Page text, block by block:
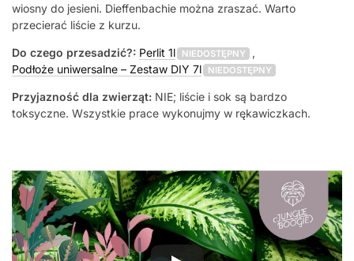
wiosny do jesieni. Dieffenbachie można zraszać. Warto
przecierać liście z kurzu.
Do czego przesadzić?: Perlit 1l NIEDOSTĘPNY
,
Podłoże uniwersalne – Zestaw DIY 7l
NIEDOSTĘPNY
Przyjazność dla zwierząt: NIE; liście i sok są bardzo
toksyczne. Wszystkie prace wykonujmy w rękawiczkach.